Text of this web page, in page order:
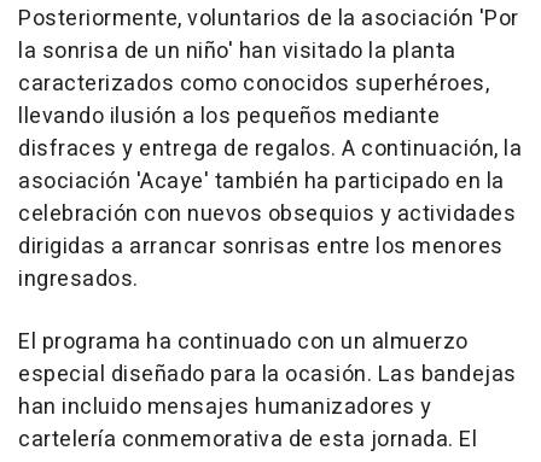
Posteriormente, voluntarios de la asociación 'Por
la sonrisa de un niño' han visitado la planta
caracterizados como conocidos superhéroes,
llevando ilusión a los pequeños mediante
disfraces y entrega de regalos. A continuación, la
asociación 'Acaye' también ha participado en la
celebración con nuevos obsequios y actividades
dirigidas a arrancar sonrisas entre los menores
ingresados.
El programa ha continuado con un almuerzo
especial diseñado para la ocasión. Las bandejas
han incluido mensajes humanizadores y
cartelería conmemorativa de esta jornada. El